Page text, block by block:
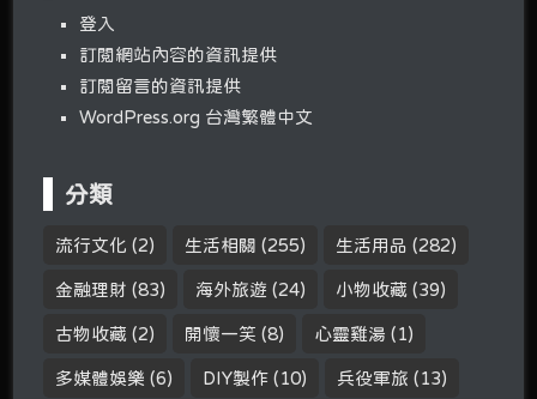
登入
訂閱網站內容的資訊提供
訂閱留言的資訊提供
WordPress.org 台灣繁體中文
分類
流行文化 (2) 生活相關 (255) 生活用品 (282)
金融理財 (83) 海外旅遊 (24) 小物收藏 (39)
古物收藏 (2) 開懷一笑 (8) 心靈雞湯 (1)
多媒體娛樂 (6) DIY製作 (10) 兵役軍旅 (13)